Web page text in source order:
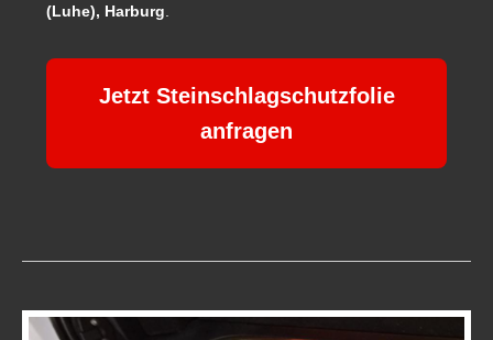
(Luhe), Harburg.
Jetzt Steinschlagschutzfolie
anfragen